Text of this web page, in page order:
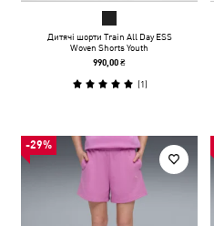
Дитячі шорти Train All Day ESS
Woven Shorts Youth
990,00 ₴
(1)
-29%